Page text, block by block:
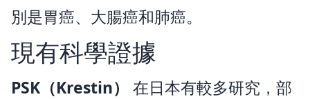
別是胃癌、大腸癌和肺癌。
現有科學證據
PSK（Krestin）
在日本有較多研究，部